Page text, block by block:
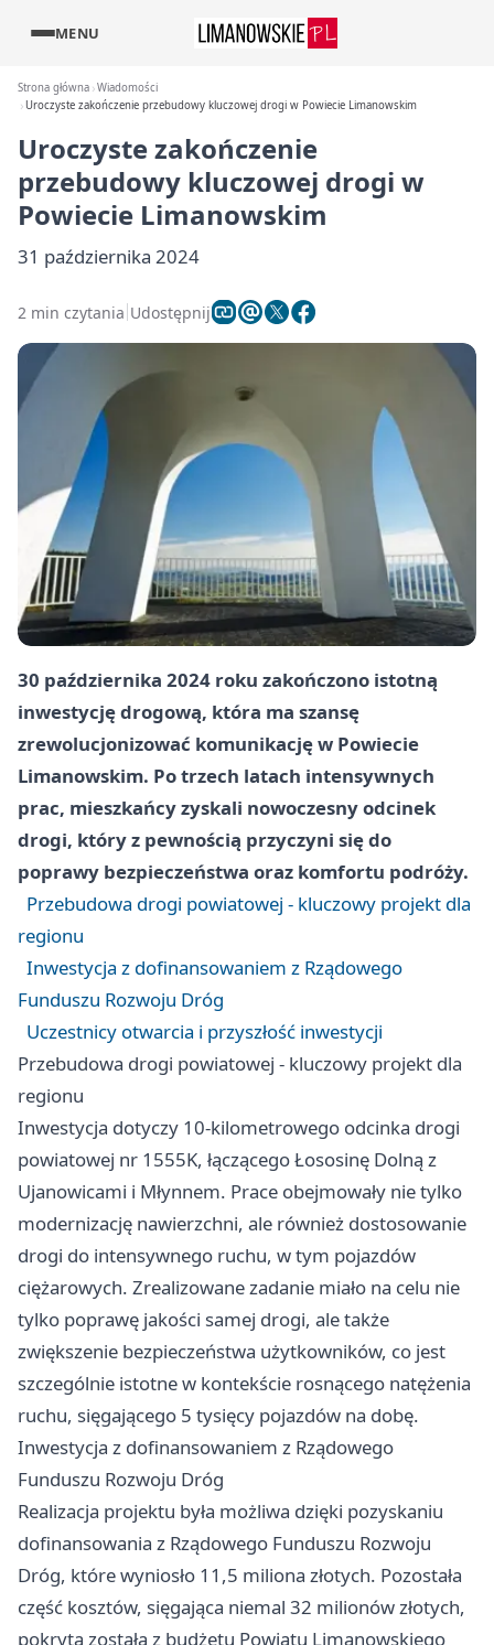
MENU
Strona główna Wiadomości
Uroczyste zakończenie przebudowy kluczowej drogi w Powiecie Limanowskim
Uroczyste zakończenie
przebudowy kluczowej drogi w
Powiecie Limanowskim
31 października 2024
2 min czytania Udostępnij
30 października 2024 roku zakończono istotną
inwestycję drogową, która ma szansę
zrewolucjonizować komunikację w Powiecie
Limanowskim. Po trzech latach intensywnych
prac, mieszkańcy zyskali nowoczesny odcinek
drogi, który z pewnością przyczyni się do
poprawy bezpieczeństwa oraz komfortu podróży.
Przebudowa drogi powiatowej - kluczowy projekt dla
regionu
Inwestycja z dofinansowaniem z Rządowego
Funduszu Rozwoju Dróg
Uczestnicy otwarcia i przyszłość inwestycji
Przebudowa drogi powiatowej - kluczowy projekt dla
regionu
Inwestycja dotyczy 10-kilometrowego odcinka drogi
powiatowej nr 1555K, łączącego Łososinę Dolną z
Ujanowicami i Młynnem. Prace obejmowały nie tylko
modernizację nawierzchni, ale również dostosowanie
drogi do intensywnego ruchu, w tym pojazdów
ciężarowych. Zrealizowane zadanie miało na celu nie
tylko poprawę jakości samej drogi, ale także
zwiększenie bezpieczeństwa użytkowników, co jest
szczególnie istotne w kontekście rosnącego natężenia
ruchu, sięgającego 5 tysięcy pojazdów na dobę.
Inwestycja z dofinansowaniem z Rządowego
Funduszu Rozwoju Dróg
Realizacja projektu była możliwa dzięki pozyskaniu
dofinansowania z Rządowego Funduszu Rozwoju
Dróg, które wyniosło 11,5 miliona złotych. Pozostała
część kosztów, sięgająca niemal 32 milionów złotych,
pokryta została z budżetu Powiatu Limanowskiego